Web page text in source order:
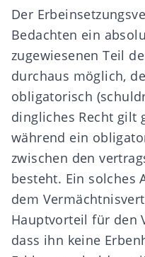
Der
Bedachten ein
zugewiesenen Teil
durchaus möglich,
obligatorisch
dingliches Recht gilt
während ein
zwischen den
besteht. Ein solches
dem
Hauptvorteil für den
dass ihn keine